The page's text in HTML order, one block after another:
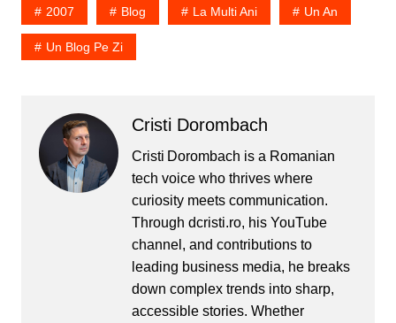
2007 Blog La Multi Ani Un An
Un Blog Pe Zi
Cristi Dorombach
Cristi Dorombach is a Romanian
tech voice who thrives where
curiosity meets communication.
Through dcristi.ro, his YouTube
channel, and contributions to
leading business media, he breaks
down complex trends into sharp,
accessible stories. Whether